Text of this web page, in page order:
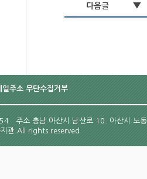
다음글 ▼
일주소 무단수집거부
주소 충남 아산시 남산로 10. 아산시 노
관 All rights reserved